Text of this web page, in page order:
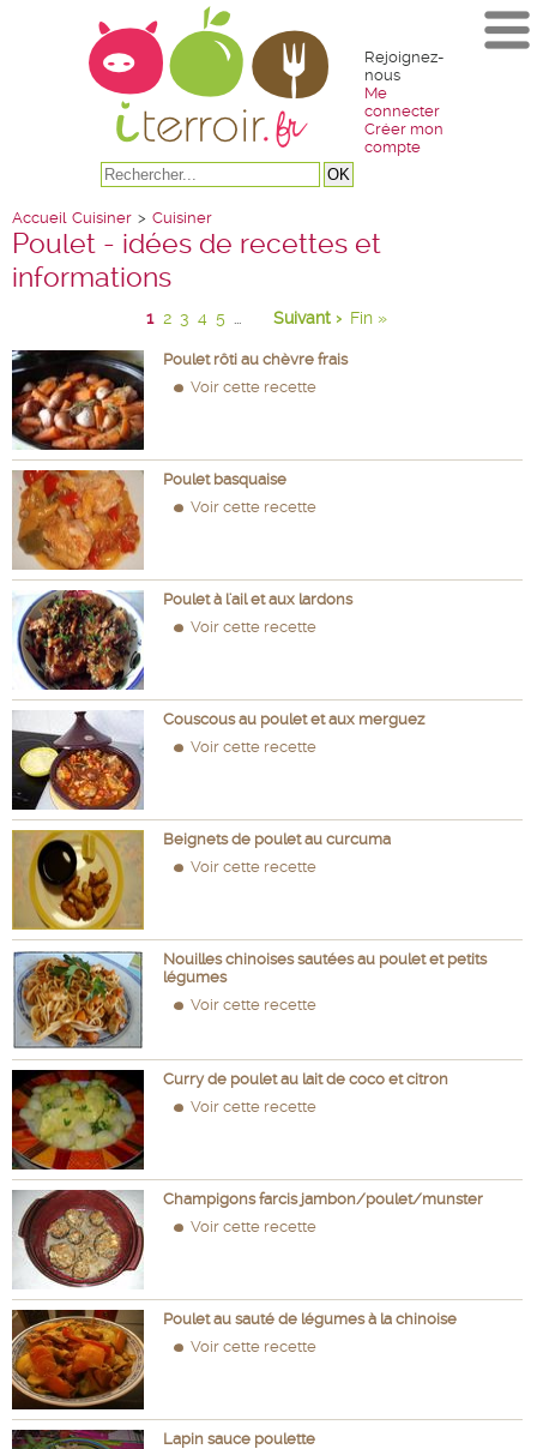
Rejoignez-
nous
Me
connecter
Créer mon
compte
Accueil Cuisiner > Cuisiner
Poulet - idées de recettes et
informations
1 2 3 4 5 ... Suivant › Fin »
Poulet rôti au chèvre frais
Voir cette recette
Poulet basquaise
Voir cette recette
Poulet à l'ail et aux lardons
Voir cette recette
Couscous au poulet et aux merguez
Voir cette recette
Beignets de poulet au curcuma
Voir cette recette
Nouilles chinoises sautées au poulet et petits
légumes
Voir cette recette
Curry de poulet au lait de coco et citron
Voir cette recette
Champigons farcis jambon/poulet/munster
Voir cette recette
Poulet au sauté de légumes à la chinoise
Voir cette recette
Lapin sauce poulette